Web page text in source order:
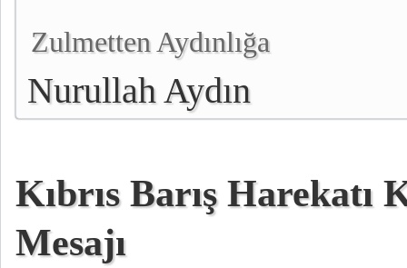
Zulmetten Aydınlığa
Nurullah Aydın
Kıbrıs Barış Harekatı
Mesajı